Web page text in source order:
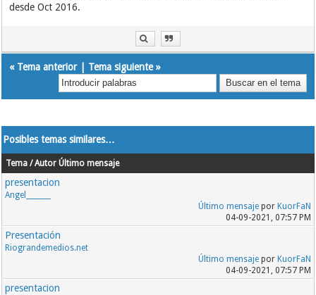
desde Oct 2016.
« Tema anterior| Tema siguiente»
Posibles temas similares…
Tema / Autor Último mensaje
presentacion
Angel_______
Último mensajepor KuorFaN
04-09-2021, 07:57 PM
Presentación
Riograndemedios.net
Último mensajepor KuorFaN
04-09-2021, 07:57 PM
presentacion